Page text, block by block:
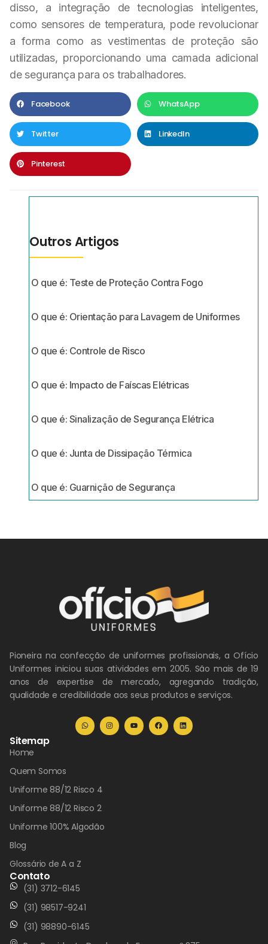
disso, a integração de tecnologias inteligentes,
como sensores de temperatura, pode revolucionar
a forma como as vestimentas de proteção são
utilizadas, proporcionando uma camada adicional
de segurança para os trabalhadores.
Facebook WhatsApp
Twitter LinkedIn
Pinterest
Outros Artigos
O que é: Teste de Proteção Contra Fogo
O que é: Orientação para Lavagem de Uniformes
O que é: Controle de Risco
O que é: Impacto de Faíscas Elétricas
O que é: Sinalização de Segurança Elétrica
O que é: Junta de Dissipação Térmica
O que é: Guarnição de Segurança
Pioneira na confecção de uniformes profissionais, a Ofício
Uniformes iniciou suas atividades em 2005. São mais de 19
anos de expertise de mercado, agregando tradição,
qualidade e credibilidade aos seus produtos e serviços.
Sitemap
Home
Quem Somos
Uniforme 88/12 Risco 4
Uniforme 88/12 Risco 2
Uniforme 100% Algodão
Blog
Glossário de A a Z
Contato
(31) 3712-6145
(31) 98517-9241
(31) 98890-6145